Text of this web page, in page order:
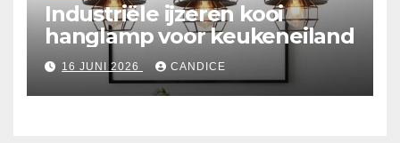
Industriële ijzeren kooi
hanglamp voor keukeneiland
16 JUNI 2026 CANDICE